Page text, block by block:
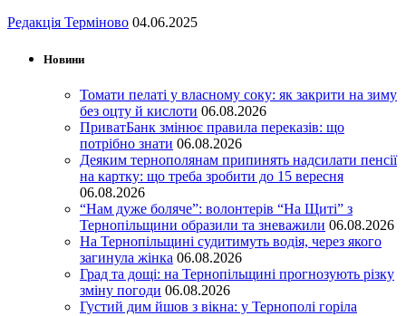
Редакція Терміново 04.06.2025
Новини
Томати пелаті у власному соку: як закрити на зиму
без оцту й кислоти 06.08.2026
ПриватБанк змінює правила переказів: що
потрібно знати 06.08.2026
Деяким тернополянам припинять надсилати пенсії
на картку: що треба зробити до 15 вересня
06.08.2026
“Нам дуже боляче”: волонтерів “На Щиті” з
Тернопільщини образили та зневажили 06.08.2026
На Тернопільщині судитимуть водія, через якого
загинула жінка 06.08.2026
Град та дощі: на Тернопільщині прогнозують різку
зміну погоди 06.08.2026
Густий дим йшов з вікна: у Тернополі горіла